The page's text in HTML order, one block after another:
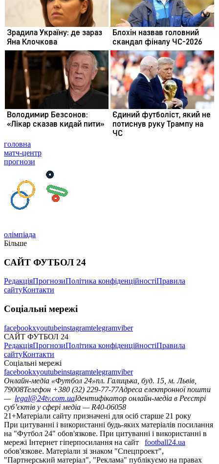
головна
матч-центр
прогнози
олімпіада
Більше
САЙТ ФУТБОЛ 24
РедакціяПрогнозиПолітика конфіденційностіПравила
сайтуКонтакти
Соціальні мережі
facebookxyoutubeinstagramtelegramviber
САЙТ ФУТБОЛ 24
РедакціяПрогнозиПолітика конфіденційностіПравила
сайтуКонтакти
Соціальні мережі
facebookxyoutubeinstagramtelegramviber
Онлайн-медіа «Футбол 24»пл. Галицька, буд. 15, м. Львів,
79008Телефон +380 (32) 229-77-77Адреса електронної пошти
— legal@24tv.com.uaІдентифікатор онлайн-медіа в Реєстрі
суб’єктів у сфері медіа — R40-06058
21+Матеріали сайту призначені для осіб старше 21 року
При цитуванні і використанні будь-яких матеріалів посилання
на "Футбол 24" обов'язкове. При цитуванні і використанні в
мережі Інтернет гіперпосилання на сайт
football24.ua
обов'язкове. Матеріали зі знаком "Спецпроект",
"Партнерський матеріал", "Реклама" публікуємо на правах